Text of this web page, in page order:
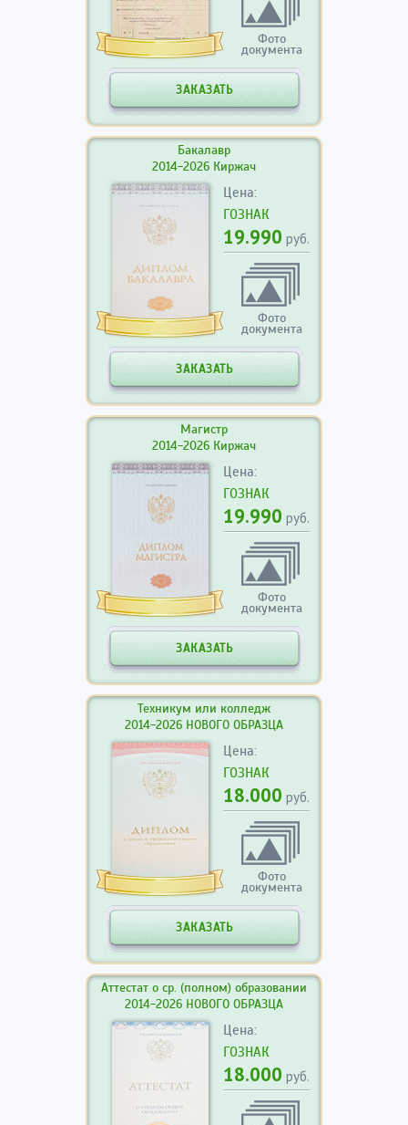
Фото
документа
ЗАКАЗАТЬ
Бакалавр
2014-2026 Киржач
Цена:
ГОЗНАК
19.990 руб.
Фото
документа
ЗАКАЗАТЬ
Магистр
2014-2026 Киржач
Цена:
ГОЗНАК
19.990 руб.
Фото
документа
ЗАКАЗАТЬ
Техникум или колледж
2014-2026 НОВОГО ОБРАЗЦА
Цена:
ГОЗНАК
18.000 руб.
Фото
документа
ЗАКАЗАТЬ
Аттестат о ср. (полном) образовании
2014-2026 НОВОГО ОБРАЗЦА
Цена:
ГОЗНАК
18.000 руб.